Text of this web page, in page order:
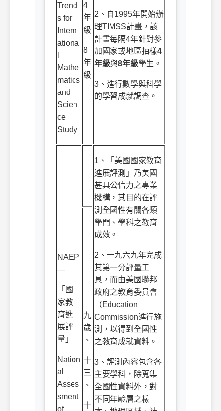
Trend
s for
Intern
ationa
Mathe
matics
and
Scien
ce
Study
2 、自1995年開始辦
理TIMSS計畫，該
計畫每隔4年針對參
加國家或地區抽樣4
年級與8年級學生。
3 、進行數學與科學
的學習成就調查。
4
年
級
8
年
級
NAEP
—
「國
家教
育進
展評
量」
Nation
al
Asses
sment
of
1 、「美國國家教育
進展評測」乃美國
甚具公信力之專業
機構，其目的在評
測全國性有關各類
學門、學科之教育
成效。
2 、一九六九年完成
其第一分評量工
具，而由美國聯邦
政府之教育委員會
（Education
Commission進行施
測，以得到全國性
之教育成就資料。
3 、評測內容包含各
主要學科，除蒐集
全國性資料外，對
不同年齡層之樣
九
歲
、
十
三
、
十